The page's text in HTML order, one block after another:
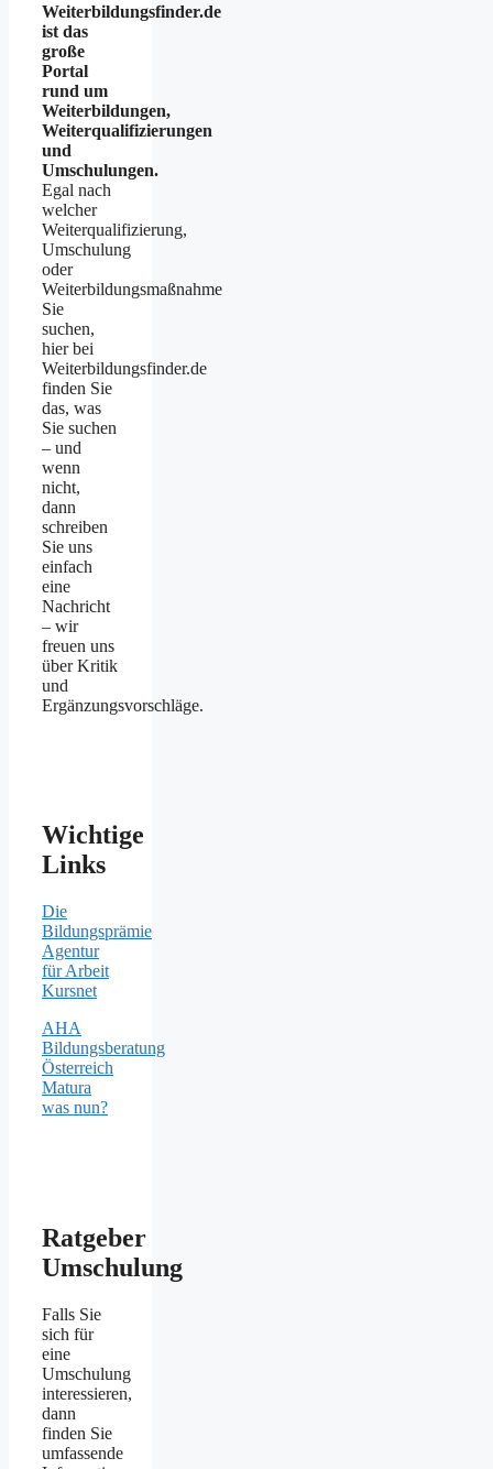
Weiterbildungsfinder.de
ist das
große
Portal
rund um
Weiterbildungen,
Weiterqualifizierungen
und
Umschulungen.
Egal nach
welcher
Weiterqualifizierung,
Umschulung
oder
Weiterbildungsmaßnahme
Sie
suchen,
hier bei
Weiterbildungsfinder.de
finden Sie
das, was
Sie suchen
– und
wenn
nicht,
dann
schreiben
Sie uns
einfach
eine
Nachricht
– wir
freuen uns
über Kritik
und
Ergänzungsvorschläge.
Wichtige
Links
Die
Bildungsprämie
Agentur
für Arbeit
Kursnet
AHA
Bildungsberatung
Österreich
Matura
was nun?
Ratgeber
Umschulung
Falls Sie
sich für
eine
Umschulung
interessieren,
dann
finden Sie
umfassende